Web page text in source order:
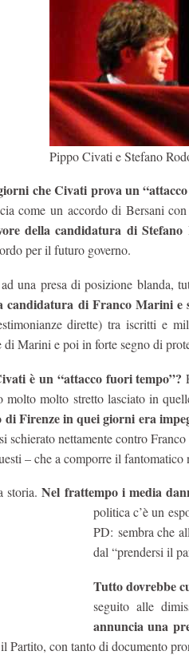
Pippo Civati e Stefano
che Civati prova un
come un accordo di Bersani
della candidatura di Stefano
per il futuro governo.
una presa di posizione blanda,
candidatura di Franco Marini e
dirette) tra iscritti e
di Marini e poi in forte segno di
è un “attacco fuori tempo”?
molto molto stretto lasciato in
di Firenze in quei giorni era
schierato nettamente contro
– che a comporre il
storia.Nel frattempo i media
politica c’è un
PD: sembra che
dal “prendersi il
Tutto dovrebbe
seguito alle
annuncia una
Partito, con tanto di documento